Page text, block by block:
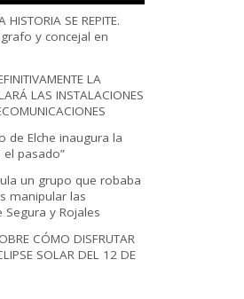
SE REPITE.
y concejal en
LA
LAS INSTALACIONES
de Elche inaugura la
el pasado”
un grupo que robaba
manipular las
y Rojales
CÓMO DISFRUTAR
SOLAR DEL 12 DE